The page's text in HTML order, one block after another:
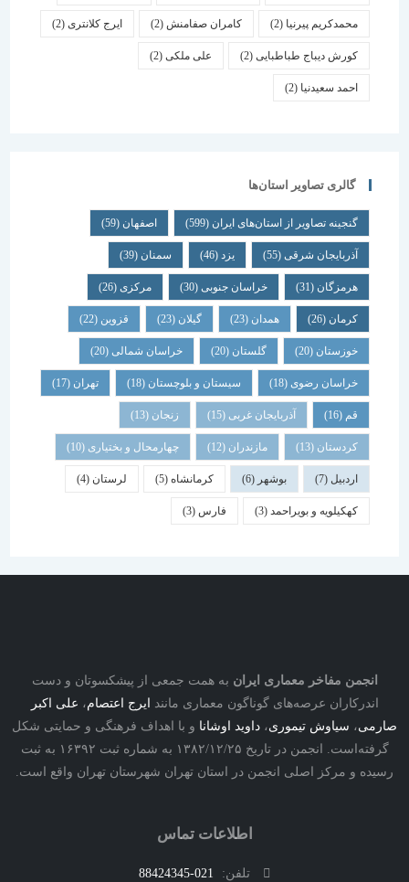
محمدکریم پیرنیا (2) کامران صفامنش(2) ایرج کلانتری (2)
کورش دیباج طباطبایی(2) علی ملکی(2)
احمد سعیدنیا (2)
گالری تصاویر استان‌ها
گنجینه تصاویر از استان‌های ایران(599) اصفهان (59)
آذربایجان شرقی(55) یزد سمنان (39)
هرمزگان(31) خراسان جنوبی(30) مرکزی (26)
همدان گیلان قزوین
خوزستان(20) گلستان (20) خراسان شمالی(20)
خراسان رضوی(18) سیستان و بلوچستان(18) تهران
آذربایجان غربی(15) زنجان
کردستان(13) مازندران(12) چهارمحال و بختیاری (10)
بوشهر کرمانشاه(5) لرستان (4)
کهکیلویه و بویراحمد(3) فارس
مفاخر معماری ایرانبه همت جمعی از پیشکسوتان و دست
عرصه‌های گوناگون معماری مانندایرج اعتصام،علی اکبر
،سیاوش تیموری،داوید اوشاناو با اهداف فرهنگی و حمایتی شکل
گرفته‌است. انجمن در تاریخ ۱۳۸۲/۱۲/۲۵ به شماره ثبت ۱۶۳۹۲ به ثبت
و مرکز اصلی انجمن در استان تهران شهرستان تهران واقع است.
اطلاعات تماس
تلفن:
021-88424345